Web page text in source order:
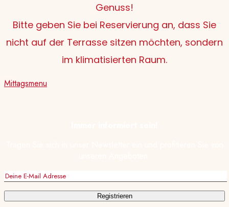
Genuss!
Bitte geben Sie bei Reservierung an, dass Sie
nicht auf der Terrasse sitzen möchten, sondern
im klimatisierten Raum.
Mittagsmenu